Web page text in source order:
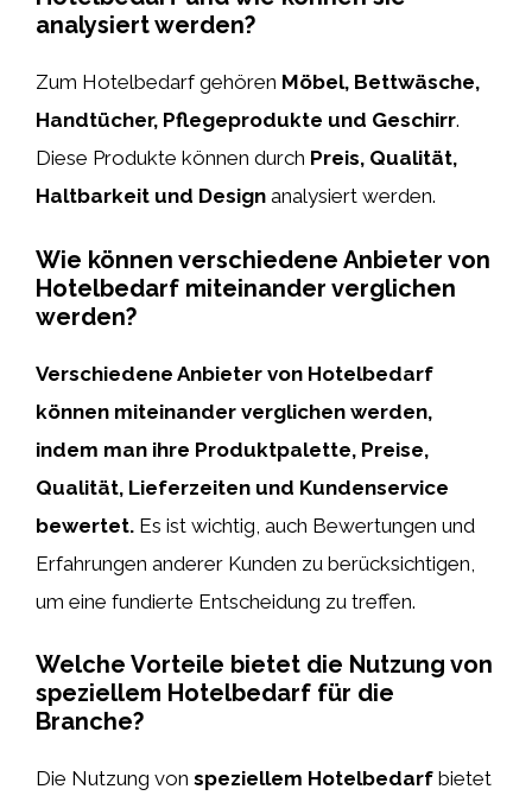
analysiert werden?
Zum Hotelbedarf gehören Möbel, Bettwäsche,
Handtücher, Pflegeprodukte und Geschirr.
Diese Produkte können durch Preis, Qualität,
Haltbarkeit und Design analysiert werden.
Wie können verschiedene Anbieter von
Hotelbedarf miteinander verglichen
werden?
Verschiedene Anbieter von Hotelbedarf
können miteinander verglichen werden,
indem man ihre Produktpalette, Preise,
Qualität, Lieferzeiten und Kundenservice
bewertet. Es ist wichtig, auch Bewertungen und
Erfahrungen anderer Kunden zu berücksichtigen,
um eine fundierte Entscheidung zu treffen.
Welche Vorteile bietet die Nutzung von
speziellem Hotelbedarf für die
Branche?
Die Nutzung von speziellem Hotelbedarf bietet